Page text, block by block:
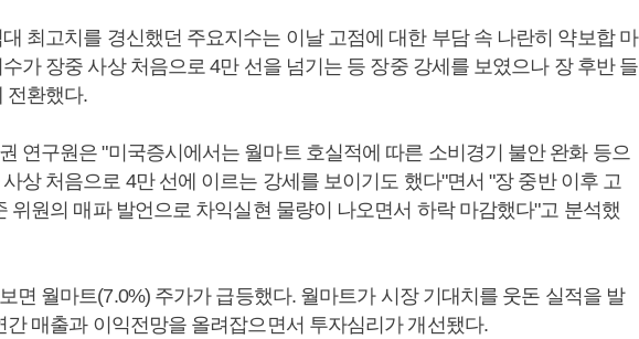
최고치를 경신했던 주요지수는 이날 고점에 대한 부담 속 나란히 약보합 마
가 장중 사상 처음으로 4만 선을 넘기는 등 장중 강세를 보였으나 장 후반 들
전환했다.
연구원은 "미국증시에서는 월마트 호실적에 따른 소비경기 불안 완화 등으
상 처음으로 4만 선에 이르는 강세를 보이기도 했다"면서 "장 중반 이후 고
위원의 매파 발언으로 차익실현 물량이 나오면서 하락 마감했다"고 분석했
면 월마트(7.0%) 주가가 급등했다. 월마트가 시장 기대치를 웃돈 실적을 발
간 매출과 이익전망을 올려잡으면서 투자심리가 개선됐다.